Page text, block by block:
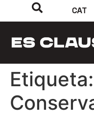
CAT
Etiqueta: